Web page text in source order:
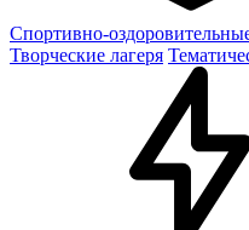
Спортивно-
Творческие лагеря